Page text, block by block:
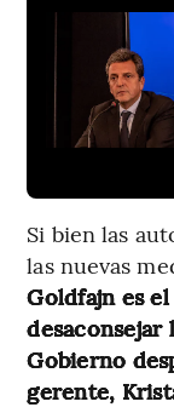
Si bien las
las nuevas
Goldfajn es
desaconsejar
Gobierno
gerente,